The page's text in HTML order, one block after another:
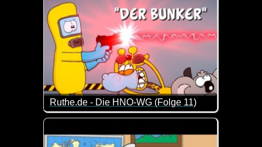
Ruthe.de - Die HNO-WG (Folge 11)
Eine neue Folge von den drei lustigen Gesellen